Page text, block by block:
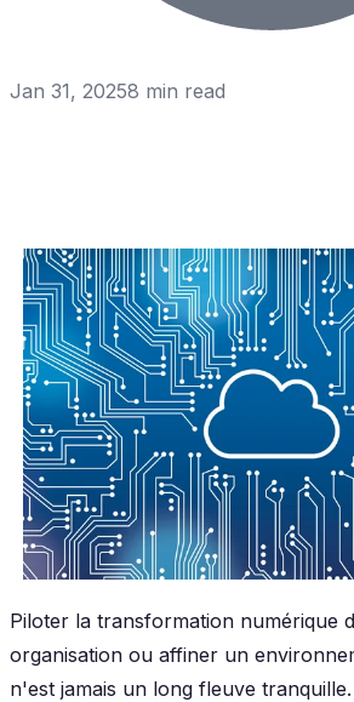
Jan 31, 20258 min read
Piloter la transformation numérique
organisation ou affiner un
n'est jamais un long fleuve